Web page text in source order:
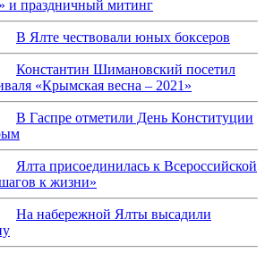
и праздничный митинг
В Ялте чествовали юных боксеров
Константин Шимановский посетил
«Крымская весна – 2021»
В Гаспре отметили День Конституции
Ялта присоединилась к Всероссийской
к жизни»
На набережной Ялты высадили